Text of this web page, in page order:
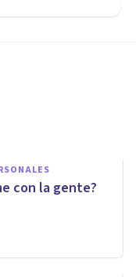
de
con la gente?